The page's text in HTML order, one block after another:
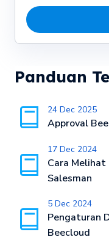
Panduan
24 Dec 2025
Approval
17 Dec 2024
Cara Melihat
Salesman
5 Dec 2024
Pengaturan
Beecloud